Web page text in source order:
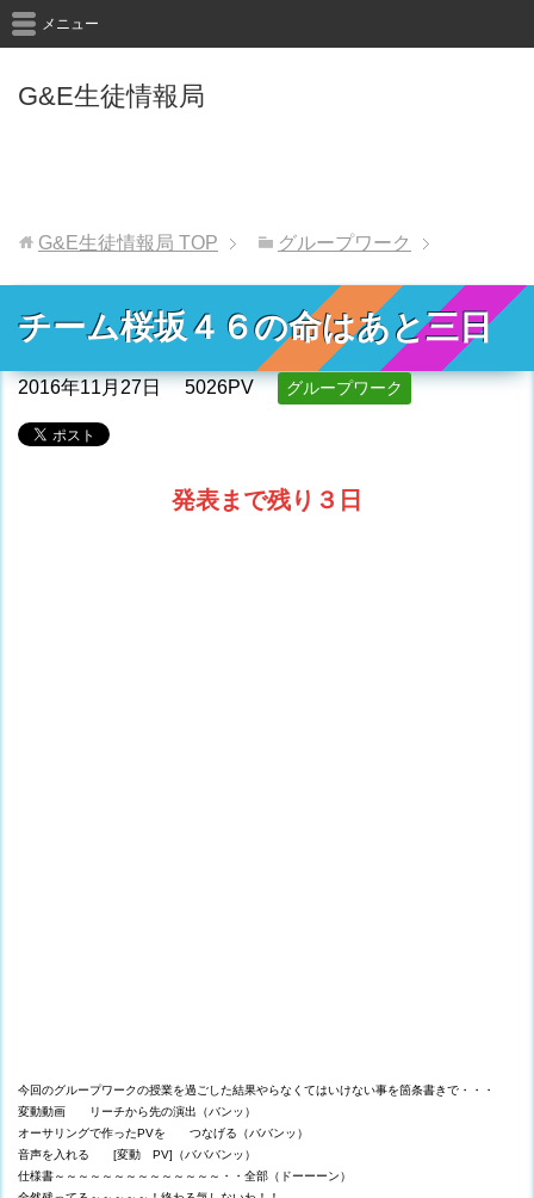
G&E生徒情報局
メニュー
G&E生徒情報局 TOP グループワーク
チーム桜坂４６の命はあと三日
2016年11月27日 5026PV グループワーク
発表まで残り３日
今回のグループワークの授業を過ごした結果やらなくてはいけない事を箇条書きで・・・
変動動画 リーチから先の演出（バンッ）
オーサリングで作ったPVを つなげる（ババンッ）
音声を入れる [変動 PV]（バババンッ）
仕様書～～～～～～～～～～～～～～・・全部（ドーーーン）